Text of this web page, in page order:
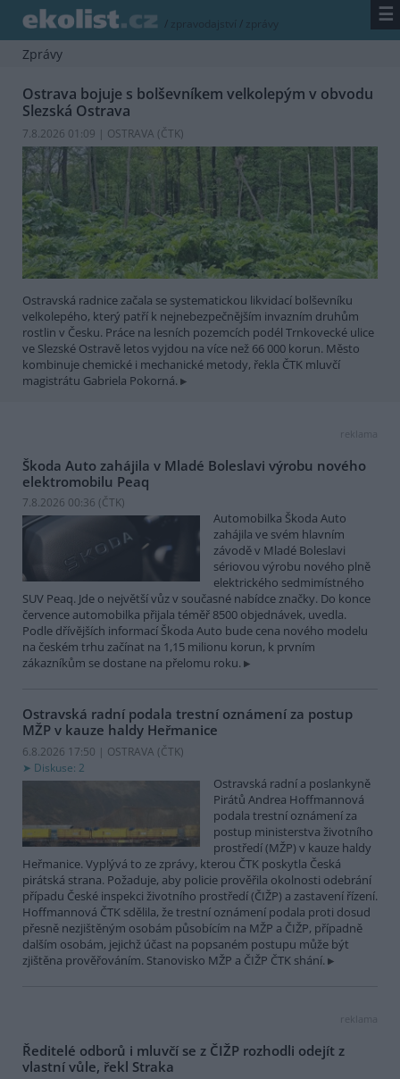
/ zpravodajství / zprávy ☰
Zprávy
Ostrava bojuje s bolševníkem velkolepým v obvodu
Slezská Ostrava
7.8.2026 01:09 | OSTRAVA (ČTK)
Ostravská radnice začala se systematickou likvidací bolševníku
velkolepého, který patří k nejnebezpečnějším invazním druhům
rostlin v Česku. Práce na lesních pozemcích podél Trnkovecké ulice
ve Slezské Ostravě letos vyjdou na více než 66 000 korun. Město
kombinuje chemické i mechanické metody, řekla ČTK mluvčí
magistrátu Gabriela Pokorná.
reklama
Škoda Auto zahájila v Mladé Boleslavi výrobu nového
elektromobilu Peaq
7.8.2026 00:36 (ČTK)
Automobilka Škoda Auto
zahájila ve svém hlavním
závodě v Mladé Boleslavi
sériovou výrobu nového plně
elektrického sedmimístného
SUV Peaq. Jde o největší vůz v současné nabídce značky. Do konce
července automobilka přijala téměř 8500 objednávek, uvedla.
Podle dřívějších informací Škoda Auto bude cena nového modelu
na českém trhu začínat na 1,15 milionu korun, k prvním
zákazníkům se dostane na přelomu roku.
Ostravská radní podala trestní oznámení za postup
MŽP v kauze haldy Heřmanice
6.8.2026 17:50 | OSTRAVA (ČTK)
Diskuse: 2
Ostravská radní a poslankyně
Pirátů Andrea Hoffmannová
podala trestní oznámení za
postup ministerstva životního
prostředí (MŽP) v kauze haldy
Heřmanice. Vyplývá to ze zprávy, kterou ČTK poskytla Česká
pirátská strana. Požaduje, aby policie prověřila okolnosti odebrání
případu České inspekci životního prostředí (ČIŽP) a zastavení řízení.
Hoffmannová ČTK sdělila, že trestní oznámení podala proti dosud
přesně nezjištěným osobám působícím na MŽP a ČIŽP, případně
dalším osobám, jejichž účast na popsaném postupu může být
zjištěna prověřováním. Stanovisko MŽP a ČIŽP ČTK shání.
reklama
Ředitelé odborů i mluvčí se z ČIŽP rozhodli odejít z
vlastní vůle, řekl Straka